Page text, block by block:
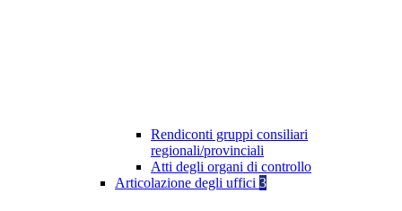
Rendiconti gruppi consiliari
regionali/provinciali
Atti degli organi di controllo
Articolazione degli uffici 3